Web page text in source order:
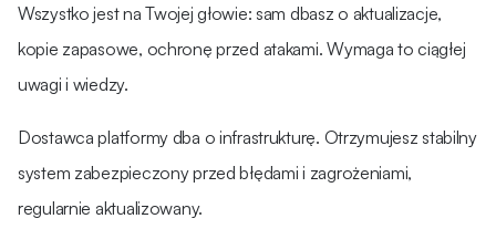
Wszystko jest na Twojej głowie: sam dbasz o aktualizacje,
kopie zapasowe, ochronę przed atakami. Wymaga to ciągłej
uwagi i wiedzy.
Dostawca platformy dba o infrastrukturę. Otrzymujesz stabilny
system zabezpieczony przed błędami i zagrożeniami,
regularnie aktualizowany.